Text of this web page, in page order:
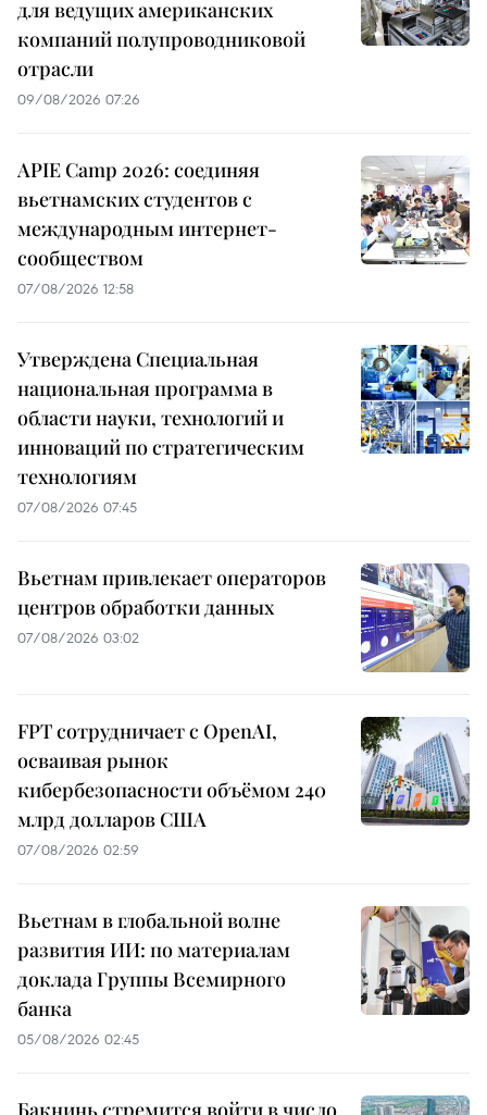
для ведущих американских
компаний полупроводниковой
отрасли
09/08/2026 07:26
APIE Camp 2026: соединяя
вьетнамских студентов с
международным интернет-
сообществом
07/08/2026 12:58
Утверждена Специальная
национальная программа в
области науки, технологий и
инноваций по стратегическим
технологиям
07/08/2026 07:45
Вьетнам привлекает операторов
центров обработки данных
07/08/2026 03:02
FPT сотрудничает с OpenAI,
осваивая рынок
кибербезопасности объёмом 240
млрд долларов США
07/08/2026 02:59
Вьетнам в глобальной волне
развития ИИ: по материалам
доклада Группы Всемирного
банка
05/08/2026 02:45
Бакнинь стремится войти в число